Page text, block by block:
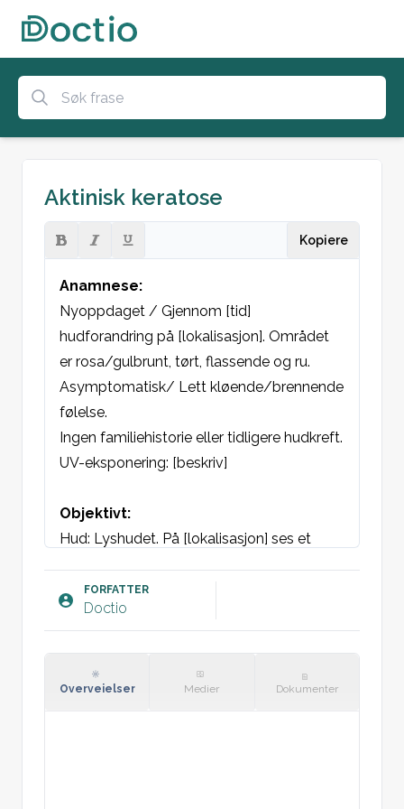
Aktinisk keratose
Kopiere
Anamnese:
Nyoppdaget / Gjennom [tid]
hudforandring på [lokalisasjon]. Området
er rosa/gulbrunt, tørt, flassende og ru.
Asymptomatisk/ Lett kløende/brennende
følelse.
Ingen familiehistorie eller tidligere hudkreft.
UV-eksponering: [beskriv]
Objektivt:
Hud: Lyshudet. På [lokalisasjon] ses et
hudforandrung. Ruhet / fortykket.
Smertefritt.
Flassende. Fortykket med / uten
FORFATTER
Doctio
Overveielser Medier Dokumenter